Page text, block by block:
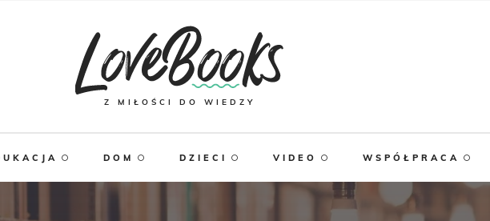
Z MIŁOŚCI DO WIEDZY
DOM DZIECI VIDEO WSPÓŁPRACA